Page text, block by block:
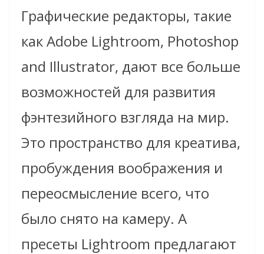
Графические редакторы, такие
как Adobe Lightroom, Photoshop
and Illustrator, дают все больше
возможностей для развития
фэнтезийного взгляда на мир.
Это пространство для креатива,
пробуждения воображения и
переосмысление всего, что
было снято на камеру. А
пресеты Lightroom предлагают